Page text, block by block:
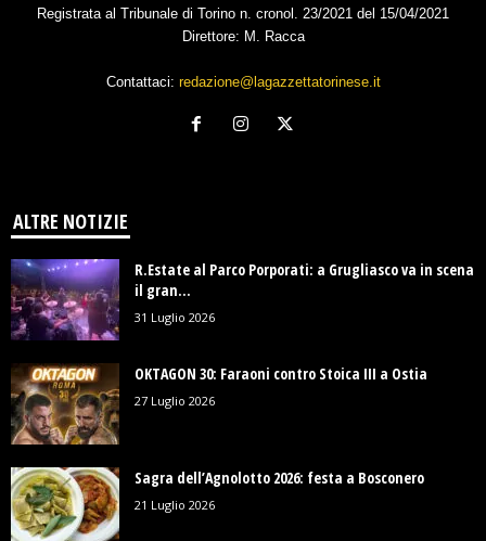
Registrata al Tribunale di Torino n. cronol. 23/2021 del 15/04/2021
Direttore: M. Racca
Contattaci: redazione@lagazzettatorinese.it
ALTRE NOTIZIE
R.Estate al Parco Porporati: a Grugliasco va in scena
il gran...
31 Luglio 2026
OKTAGON 30: Faraoni contro Stoica III a Ostia
27 Luglio 2026
Sagra dell’Agnolotto 2026: festa a Bosconero
21 Luglio 2026